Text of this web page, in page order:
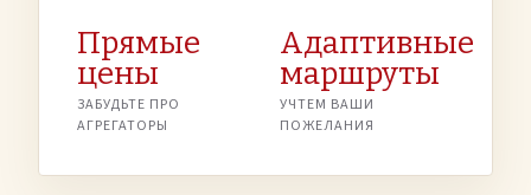
Прямые
цены
ЗАБУДЬТЕ ПРО
АГРЕГАТОРЫ
Адаптивные
маршруты
УЧТЕМ ВАШИ
ПОЖЕЛАНИЯ